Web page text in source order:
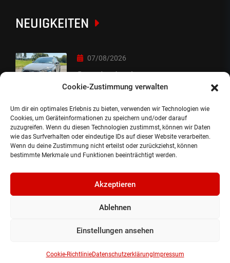
Cookie-Zustimmung verwalten
Um dir ein optimales Erlebnis zu bieten, verwenden wir Technologien wie
Cookies, um Geräteinformationen zu speichern und/oder darauf
zuzugreifen. Wenn du diesen Technologien zustimmst, können wir Daten
wie das Surfverhalten oder eindeutige IDs auf dieser Website verarbeiten.
Wenn du deine Zustimmung nicht erteilst oder zurückziehst, können
bestimmte Merkmale und Funktionen beeinträchtigt werden.
Akzeptieren
Ablehnen
Einstellungen ansehen
Cookie-RichtlinieDatenschutzerklärung Impressum
NEUIGKEITEN
07/08/2026
Sorry Leute :-)
06/08/2026
Auslieferung
©2024, Gepflanzt Jung- und SportwagenhandelsgmbH.
Alle Rechte vorbehalten |